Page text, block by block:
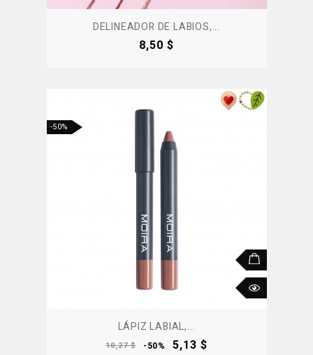
DELINEADOR DE LABIOS,...
Precio
8,50 $
-50%
LÁPIZ LABIAL,...
Precio
10,27 $ -50% Precio
5,13 $